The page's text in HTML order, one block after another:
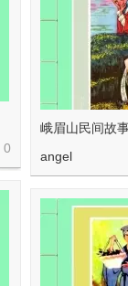
0
峨眉山民间故
angel